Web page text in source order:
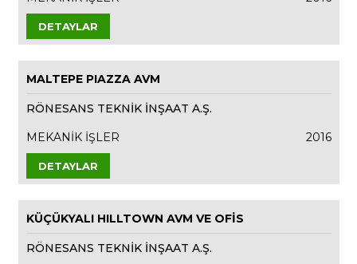
DETAYLAR
MALTEPE PIAZZA AVM
RÖNESANS TEKNİK İNŞAAT A.Ş.
MEKANİK İŞLER
2016
DETAYLAR
KÜÇÜKYALI HILLTOWN AVM VE OFİS
RÖNESANS TEKNİK İNŞAAT A.Ş.